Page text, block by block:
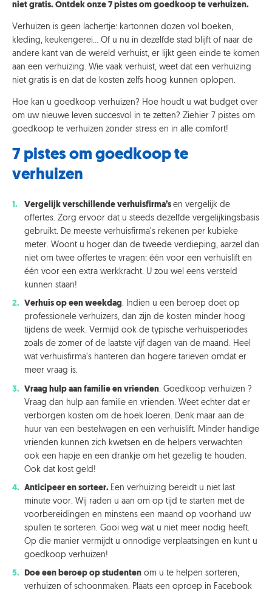
niet gratis. Ontdek onze 7 pistes om goedkoop te verhuizen.
Verhuizen is geen lachertje: kartonnen dozen vol boeken,
kleding, keukengerei… Of u nu in dezelfde stad blijft of naar de
andere kant van de wereld verhuist, er lijkt geen einde te komen
aan een verhuizing. Wie vaak verhuist, weet dat een verhuizing
niet gratis is en dat de kosten zelfs hoog kunnen oplopen.
Hoe kan u goedkoop verhuizen? Hoe houdt u wat budget over
om uw nieuwe leven succesvol in te zetten? Ziehier 7 pistes om
goedkoop te verhuizen zonder stress en in alle comfort!
7 pistes om goedkoop te
verhuizen
Vergelijk verschillende verhuisfirma’s en vergelijk de
offertes. Zorg ervoor dat u steeds dezelfde vergelijkingsbasis
gebruikt. De meeste verhuisfirma’s rekenen per kubieke
meter. Woont u hoger dan de tweede verdieping, aarzel dan
niet om twee offertes te vragen: één voor een verhuislift en
één voor een extra werkkracht. U zou wel eens versteld
kunnen staan!
Verhuis op een weekdag. Indien u een beroep doet op
professionele verhuizers, dan zijn de kosten minder hoog
tijdens de week. Vermijd ook de typische verhuisperiodes
zoals de zomer of de laatste vijf dagen van de maand. Heel
wat verhuisfirma’s hanteren dan hogere tarieven omdat er
meer vraag is.
Vraag hulp aan familie en vrienden. Goedkoop verhuizen ?
Vraag dan hulp aan familie en vrienden. Weet echter dat er
verborgen kosten om de hoek loeren. Denk maar aan de
huur van een bestelwagen en een verhuislift. Minder handige
vrienden kunnen zich kwetsen en de helpers verwachten
ook een hapje en een drankje om het gezellig te houden.
Ook dat kost geld!
Anticipeer en sorteer. Een verhuizing bereidt u niet last
minute voor. Wij raden u aan om op tijd te starten met de
voorbereidingen en minstens een maand op voorhand uw
spullen te sorteren. Gooi weg wat u niet meer nodig heeft.
Op die manier vermijdt u onnodige verplaatsingen en kunt u
goedkoop verhuizen!
Doe een beroep op studentenom u te helpen sorteren,
verhuizen of schoonmaken. Plaats een oproep in Facebook